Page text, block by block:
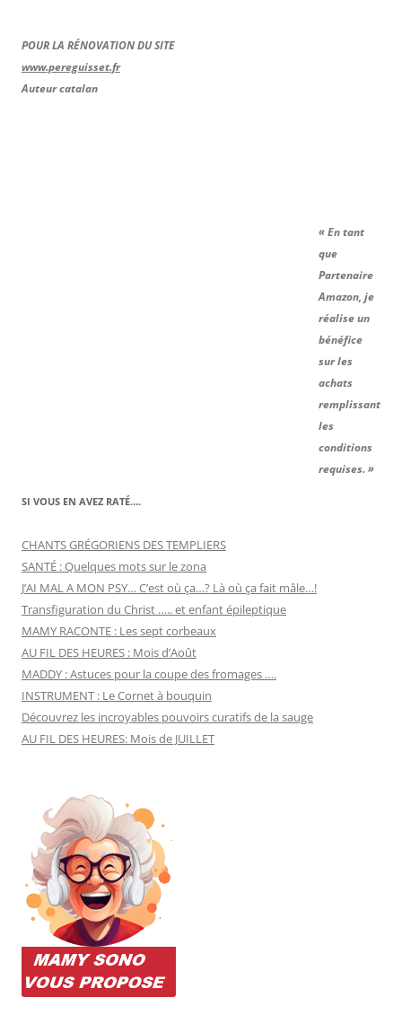
POUR LA RÉNOVATION DU SITE
www.pereguisset.fr
Auteur catalan
« En tant
que
Partenaire
Amazon, je
réalise un
bénéfice
sur les
achats
remplissant
les
conditions
requises. »
SI VOUS EN AVEZ RATÉ….
CHANTS GRÉGORIENS DES TEMPLIERS
SANTÉ : Quelques mots sur le zona
J’AI MAL A MON PSY… C’est où ça…? Là où ça fait mâle…!
Transfiguration du Christ ….. et enfant épileptique
MAMY RACONTE : Les sept corbeaux
AU FIL DES HEURES : Mois d’Août
MADDY : Astuces pour la coupe des fromages ….
INSTRUMENT : Le Cornet à bouquin
Découvrez les incroyables pouvoirs curatifs de la sauge
AU FIL DES HEURES: Mois de JUILLET